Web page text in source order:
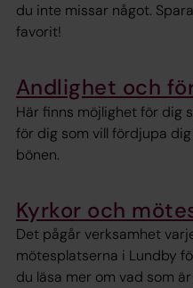
du inte missar något.
favorit!
Andlighet och
Här finns möjlighet för dig
för dig som vill fördjupa
bönen.
Kyrkor och
Det pågår verksamhet
mötesplatserna i Lundby
du läsa mer om vad som